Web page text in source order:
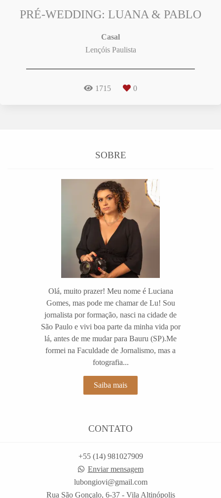
PRÉ-WEDDING: LUANA & PABLO
Casal
Lençóis Paulista
1715 0
SOBRE
Olá, muito prazer! Meu nome é Luciana
Gomes, mas pode me chamar de Lu! Sou
jornalista por formação, nasci na cidade de
São Paulo e vivi boa parte da minha vida por
lá, antes de me mudar para Bauru (SP).Me
formei na Faculdade de Jornalismo, mas a
fotografia...
Saiba mais
CONTATO
+55 (14) 981027909
Enviar mensagem
lubongiovi@gmail.com
Rua São Gonçalo, 6-37 - Vila Altinópolis